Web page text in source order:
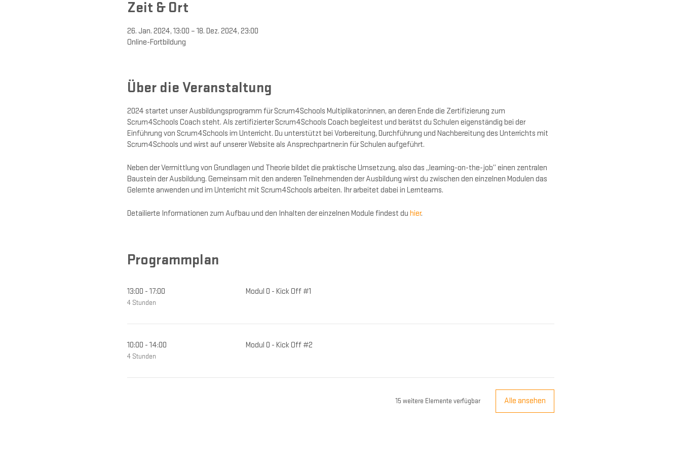
Zeit & Ort
26. Jan. 2024, 13:00 – 18. Dez. 2024, 23:00
Online-Fortbildung
Über die Veranstaltung
2024 startet unser Ausbildungsprogramm für Scrum4Schools Multiplikator:innen, an deren Ende die Zertifizierung zum
Scrum4Schools Coach steht. Als zertifizierter Scrum4Schools Coach begleitest und berätst du Schulen eigenständig bei der
Einführung von Scrum4Schools im Unterricht. Du unterstützt bei Vorbereitung, Durchführung und Nachbereitung des Unterrichts mit
Scrum4Schools und wirst auf unserer Website als Ansprechpartner:in für Schulen aufgeführt.
Neben der Vermittlung von Grundlagen und Theorie bildet die praktische Umsetzung, also das „learning-on-the-job“ einen zentralen
Baustein der Ausbildung. Gemeinsam mit den anderen Teilnehmenden der Ausbildung wirst du zwischen den einzelnen Modulen das
Gelernte anwenden und im Unterricht mit Scrum4Schools arbeiten. Ihr arbeitet dabei in Lernteams.
Detailierte Informationen zum Aufbau und den Inhalten der einzelnen Module findest du hier.
Programmplan
13:00 - 17:00
4 Stunden
Modul 0 - Kick Off #1
10:00 - 14:00
4 Stunden
Modul 0 - Kick Off #2
15 weitere Elemente verfügbar Alle ansehen